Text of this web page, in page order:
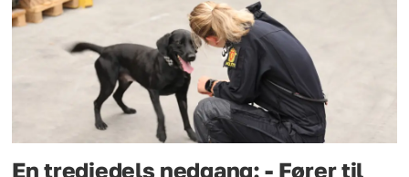
En tredjedels nedgang: - Fører til